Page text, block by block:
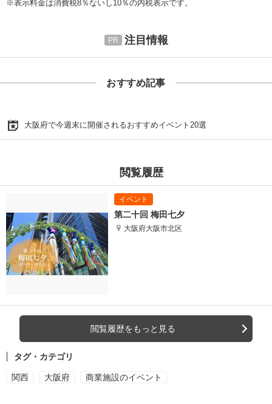
※表示料金は消費税8％ないし10％の内税表示です。
注目情報
おすすめ記事
大阪府で今週末に開催されるおすすめイベント20選
閲覧履歴
第二十回 梅田七夕
大阪府大阪市北区
閲覧履歴をもっと見る
タグ・カテゴリ
関西 大阪府 商業施設のイベント